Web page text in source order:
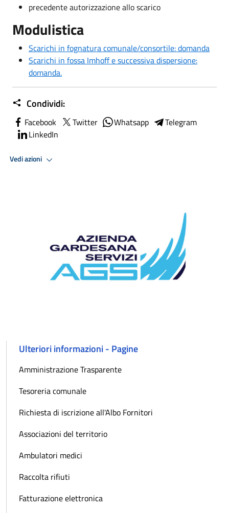
precedente autorizzazione allo scarico
Modulistica
Scarichi in fognatura comunale/consortile: domanda
Scarichi in fossa Imhoff e successiva dispersione:
domanda.
Condividi:
Facebook Twitter Whatsapp
Telegram
LinkedIn
Vedi azioni
Ulteriori informazioni - Pagine
Amministrazione Trasparente
Tesoreria comunale
Richiesta di iscrizione all'Albo Fornitori
Associazioni del territorio
Ambulatori medici
Raccolta rifiuti
Fatturazione elettronica